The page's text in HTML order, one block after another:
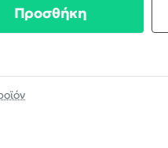
Προσθήκη